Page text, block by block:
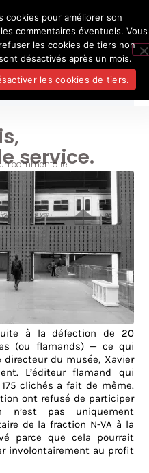
DESEL
suis personne
Médias
service.
commentaire
à la défection de 20
(ou flamands) — ce qui
du musée, Xavier
L’éditeur flamand qui
clichés a fait de même.
ont refusé de participer
n’est pas uniquement
de la fraction N-VA à la
parce que cela pourrait
involontairement au profit
cookies pour améliorer son
commentaires éventuels. Vous
les cookies de tiers non
désactivés après un mois.
les cookies de tiers.